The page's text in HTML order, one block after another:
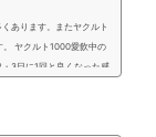
あります。またヤクルト
。 ヤクルト1000愛飲中の
3日に1回と良くなった感